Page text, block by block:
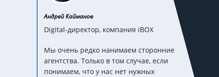
Андрей Кайманов
Digital-директор, компания iBOX
Мы очень редко нанимаем сторонние
агентства. Только в том случае, если
понимаем, что у нас нет нужных